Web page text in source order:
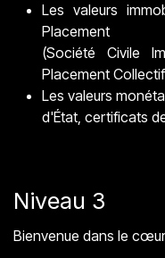
Les valeurs
(Société Civile
Placement
Les valeurs
d'État, certificats
Niveau 3
Bienvenue dans le